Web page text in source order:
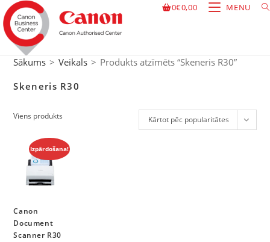
0€0,00 MENU
Sākums > Veikals > Produkts atzīmēts “Skeneris R30”
Skeneris R30
Viens produkts Kārtot pēc popularitātes
Izpārdošana!
Canon
Document
Scanner R30